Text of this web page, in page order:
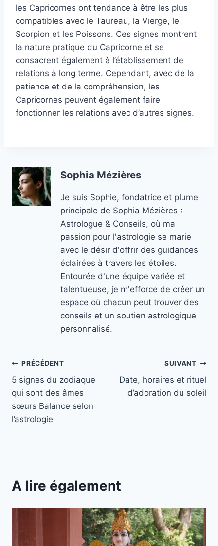
les Capricornes ont tendance à être les plus
compatibles avec le Taureau, la Vierge, le
Scorpion et les Poissons. Ces signes montrent
la nature pratique du Capricorne et se
consacrent également à l’établissement de
relations à long terme. Cependant, avec de la
patience et de la compréhension, les
Capricornes peuvent également faire
fonctionner les relations avec d’autres signes.
Sophia Mézières
Je suis Sophie, fondatrice et plume
principale de Sophia Mézières :
Astrologue & Conseils, où ma
passion pour l'astrologie se marie
avec le désir d'offrir des guidances
éclairées à travers les étoiles.
Entourée d'une équipe variée et
talentueuse, je m'efforce de créer un
espace où chacun peut trouver des
conseils et un soutien astrologique
personnalisé.
Navigation
de
l’article
PRÉCÉDENT
5 signes du zodiaque
qui sont des âmes
sœurs Balance selon
l’astrologie
SUIVANT
Date, horaires et rituel
d’adoration du soleil
A lire également